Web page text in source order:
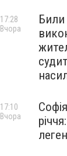
Били
17:28
Вчора
17:10
Вчора